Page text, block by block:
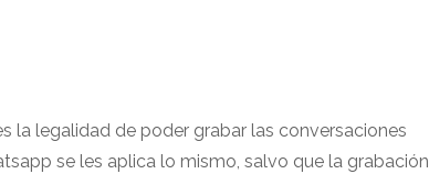
la legalidad de poder grabar las conversaciones
se les aplica lo mismo, salvo que la grabación